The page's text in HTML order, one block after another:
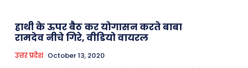
हाथी के ऊपर बैठ कर योगासन करते बाबा
रामदेव नीचे गिरे, वीडियो वायरल
उत्तर प्रदेश October 13, 2020